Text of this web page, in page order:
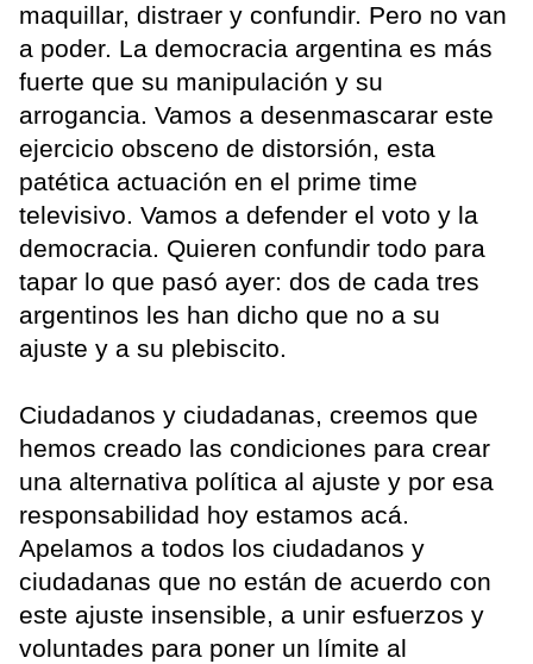
maquillar, distraer y confundir. Pero no van
a poder. La democracia argentina es más
fuerte que su manipulación y su
arrogancia. Vamos a desenmascarar este
ejercicio obsceno de distorsión, esta
patética actuación en el prime time
televisivo. Vamos a defender el voto y la
democracia. Quieren confundir todo para
tapar lo que pasó ayer: dos de cada tres
argentinos les han dicho que no a su
ajuste y a su plebiscito.
Ciudadanos y ciudadanas, creemos que
hemos creado las condiciones para crear
una alternativa política al ajuste y por esa
responsabilidad hoy estamos acá.
Apelamos a todos los ciudadanos y
ciudadanas que no están de acuerdo con
este ajuste insensible, a unir esfuerzos y
voluntades para poner un límite al